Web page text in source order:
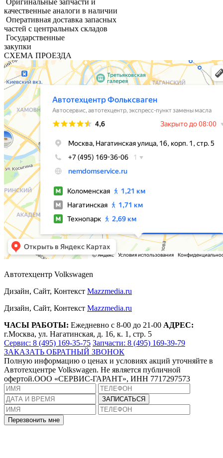
качественные аналоги в наличии
Оперативная доставка запасных
частей с центральных складов
Государственные
закупки
СХЕМА ПРОЕЗДА
Автотехцентр Volkswagen
Дизайн, Сайт, Контекст Mazzmedia.ru
Дизайн, Сайт, Контекст Mazzmedia.ru
ЧАСЫ РАБОТЫ: Ежедневно с 8-00 до 21-00 АДРЕС:
г.Москва, ул. Нагатинская, д. 16, к. 1, стр. 5
Сервис: 8 (495) 169-35-75 Запчасти: 8 (495) 169-39-79
ЗАКАЗАТЬ ОБРАТНЫЙ ЗВОНОК
Полную информацию о ценах и условиях акций уточняйте в
Автотехцентре Volkswagen. Не является публичной
офертой.ООО «СЕРВИС-ГАРАНТ», ИНН 7717297573